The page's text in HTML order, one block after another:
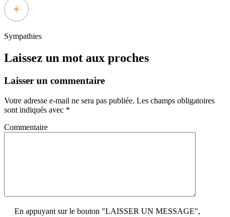
Sympathies
Laissez un mot aux proches
Laisser un commentaire
Votre adresse e-mail ne sera pas publiée. Les champs obligatoires
sont indiqués avec *
Commentaire
En appuyant sur le bouton "LAISSER UN MESSAGE",